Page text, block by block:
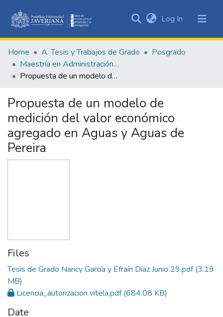
&
Collections
All of DSpace
Statistics
Log In (current)
Home A. Tesis y Trabajos de Grado
Posgrado
Maestría en Administración de Empresas
Propuesta de un modelo de medición del valor económico agregado en Aguas y Aguas de Pereira
Propuesta de un modelo de
medición del valor económico
agregado en Aguas y Aguas de
Pereira
Files
Tesis de Grado Nancy García y Efraín Díaz Junio 29.pdf(3.19
MB)
Licencia_autorizacion vitela.pdf(684.08 KB)
Date